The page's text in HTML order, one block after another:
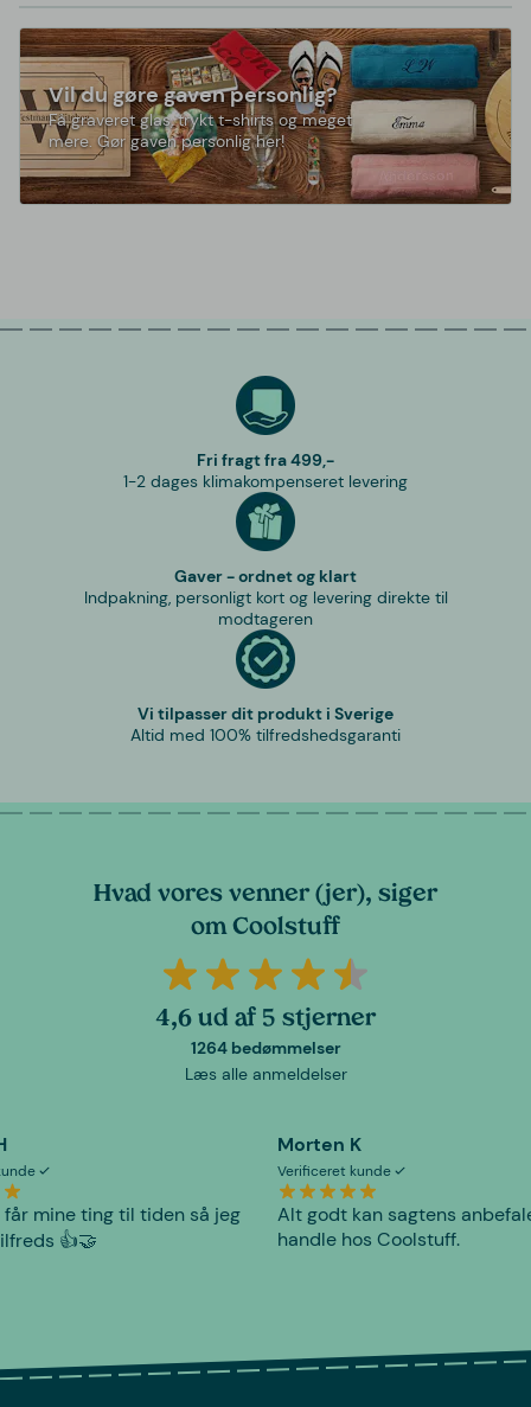
Vil du gøre gaven personlig?
Få graveret glas, trykt t-shirts og meget
mere. Gør gaven personlig her!
Fri fragt fra 499,-
1-2 dages klimakompenseret levering
Gaver - ordnet og klart
Indpakning, personligt kort og levering direkte til
modtageren
Vi tilpasser dit produkt i Sverige
Altid med 100% tilfredshedsgaranti
Hvad vores venner (jer), siger
om Coolstuff
4,6 ud af 5 stjerner
1264 bedømmelser
Læs alle anmeldelser
får mine ting til tiden så jeg
👍🤝
Morten K
Verificeret kunde
Alt godt kan sagtens
handle hos Coolstuff.